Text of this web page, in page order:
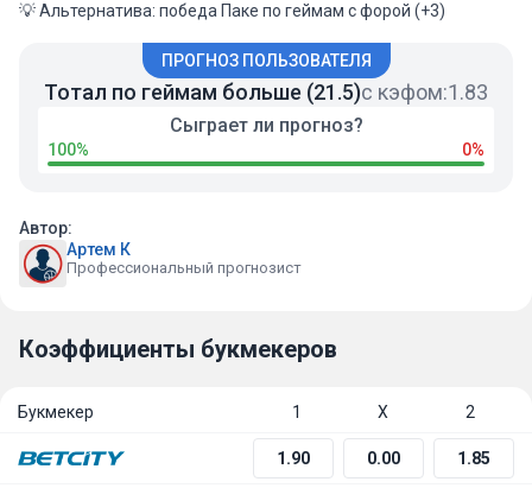
💡 Альтернатива: победа Паке по геймам с форой (+3)
ПРОГНОЗ ПОЛЬЗОВАТЕЛЯ
Тотал по геймам больше (21.5)с кэфом:1.83
100%
Сыграет ли прогноз?
0%
Автор:
Артем К
Профессиональный прогнозист
Коэффициенты букмекеров
Букмекер 1 Х 2
1.90 0.00 1.85